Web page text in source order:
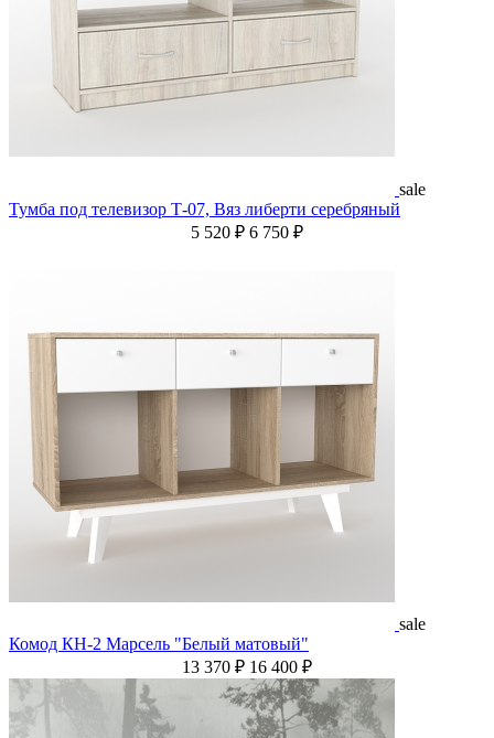
sale
Тумба под телевизор Т-07, Вяз либерти серебряный
5 520 ₽ 6 750 ₽
sale
Комод КН-2 Марсель "Белый матовый"
13 370 ₽ 16 400 ₽